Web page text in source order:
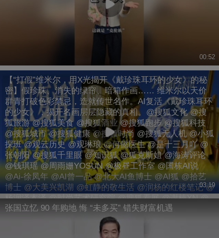
00:52
【“打假”维米尔，用X光揭开《戴珍珠耳环的少女》的秘
密】假珍珠、消失的绿帘、暗箱作画…… 维米尔以天价
群青打破色彩禁忌，造就传世名作。AI复活《戴珍珠耳环
的少女》，揭开名画层层隐藏的真相。@搜狐文化 @搜
狐旅游 @搜狐美食 @搜狐酒业 @搜狐跑步 @搜狐科技
@搜狐城市 @搜狐健康 @搜狐时尚 @搜狐无人机 @小狐
探班 @观云历史 @观琳琅 @何懿医生 @是十三月吖 @
张朝阳 @搜狐千里眼 @知识狐 @狐克斯姐 @海涛评论
@钱琪瑶 @周雨姗YOSUN @极昼工作室 @国栋AI说
@Ai-徐凤年 @AI曾一品 @北大AI鱼博士 @AI狐 @拾艺
博士 @大美兴凯湖 @虹静的敬生活 @润杨的红楼笔记 @
杨润泽本泽 @时尚艺术研究院 @搜狐看展 @谢楠XN @
科学探索小组 @伯言洛白 @Jen的很AI @孙嘉琪 @孙熹
03:19
张国立忆 90 年购地 悔 “未多买” 错失财富机遇